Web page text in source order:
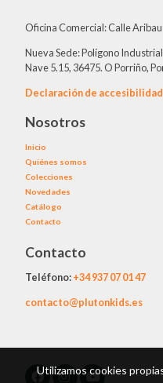
Oficina Comercial: Calle
Nueva Sede: Polígono
Nave 5.15, 36475. O Porriño,
Declaración de accesibilidad
Nosotros
Inicio
Quiénes somos
Colecciones
Novedades
Catálogo
Contacto
Contacto
Teléfono:+34937 07 01 47
contacto@plutonkids.es
Utilizamos cookies